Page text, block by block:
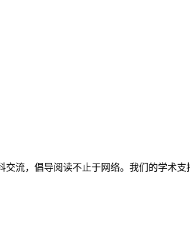
流，倡导阅读不止于网络。我们的学术